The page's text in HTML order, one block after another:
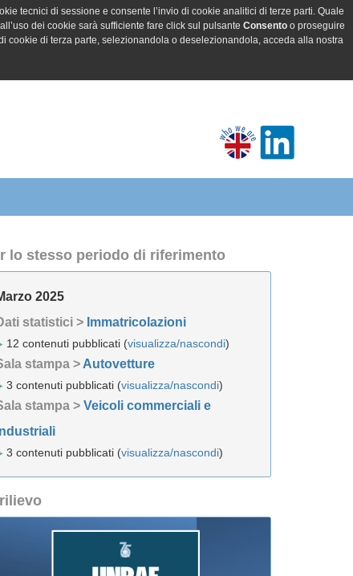
tecnici di sessione e consente l’invio di cookie analitici di terze parti. Quale
dei cookie sarà sufficiente fare click sul pulsante Consentoo proseguire
di terza parte, selezionandola o deselezionandola, acceda alla nostra
lo stesso periodo di riferimento
2025
statistici > Immatricolazioni
12 contenuti pubblicati (visualizza/nascondi)
stampa > Autovetture
3 contenuti pubblicati (visualizza/nascondi)
stampa > Veicoli commerciali e
3 contenuti pubblicati (visualizza/nascondi)